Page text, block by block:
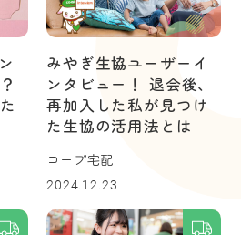
みやぎ生協ユーザーイ
ンタビュー！ 退会後、
再加入した私が見つけ
た生協の活用法とは
コープ宅配
2024.12.23